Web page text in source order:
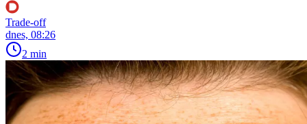
Trade-off
dnes, 08:26
2 min